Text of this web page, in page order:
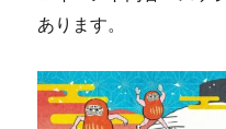
あります。